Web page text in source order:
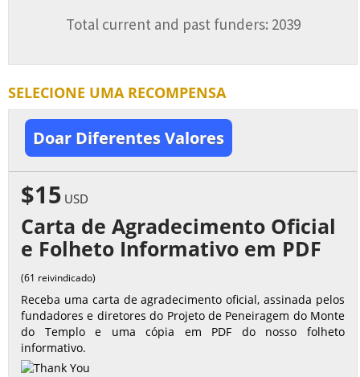
Total current and past funders: 2039
SELECIONE UMA RECOMPENSA
Doar Diferentes Valores
$15 USD
Carta de Agradecimento Oficial
e Folheto Informativo em PDF
(61 reivindicado)
Receba uma carta de agradecimento oficial, assinada pelos
fundadores e diretores do Projeto de Peneiragem do Monte
do Templo e uma cópia em PDF do nosso folheto
informativo.